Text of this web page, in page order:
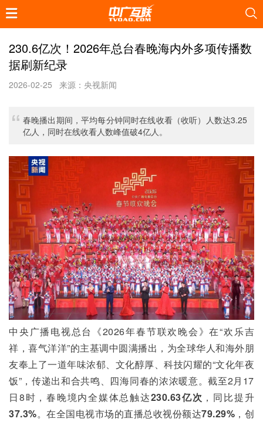
230.6亿次！2026年总台春晚海内外多项传播数
据刷新纪录
2026-02-25 来源：央视新闻
春晚播出期间，平均每分钟同时在线收看（收听）人数达3.25
亿人，同时在线收看人数峰值破4亿人。
中央广播电视总台《2026年春节联欢晚会》在“欢乐吉
祥，喜气洋洋”的主基调中圆满播出，为全球华人和海外朋
友奉上了一道年味浓郁、文化醇厚、科技闪耀的“文化年夜
饭”，传递出和合共鸣、四海同春的浓浓暖意。截至2月17
日8时，春晚境内全媒体总触达230.63亿次 ，同比提升
37.3%。在全国电视市场的直播总收视份额达79.29% ，创